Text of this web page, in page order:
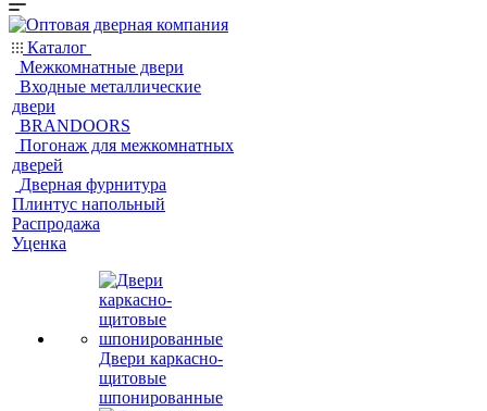
Каталог
Межкомнатные двери
Входные металлические
двери
BRANDOORS
Погонаж для межкомнатных
дверей
Дверная фурнитура
Плинтус напольный
Распродажа
Уценка
Двери каркасно-
щитовые
шпонированные